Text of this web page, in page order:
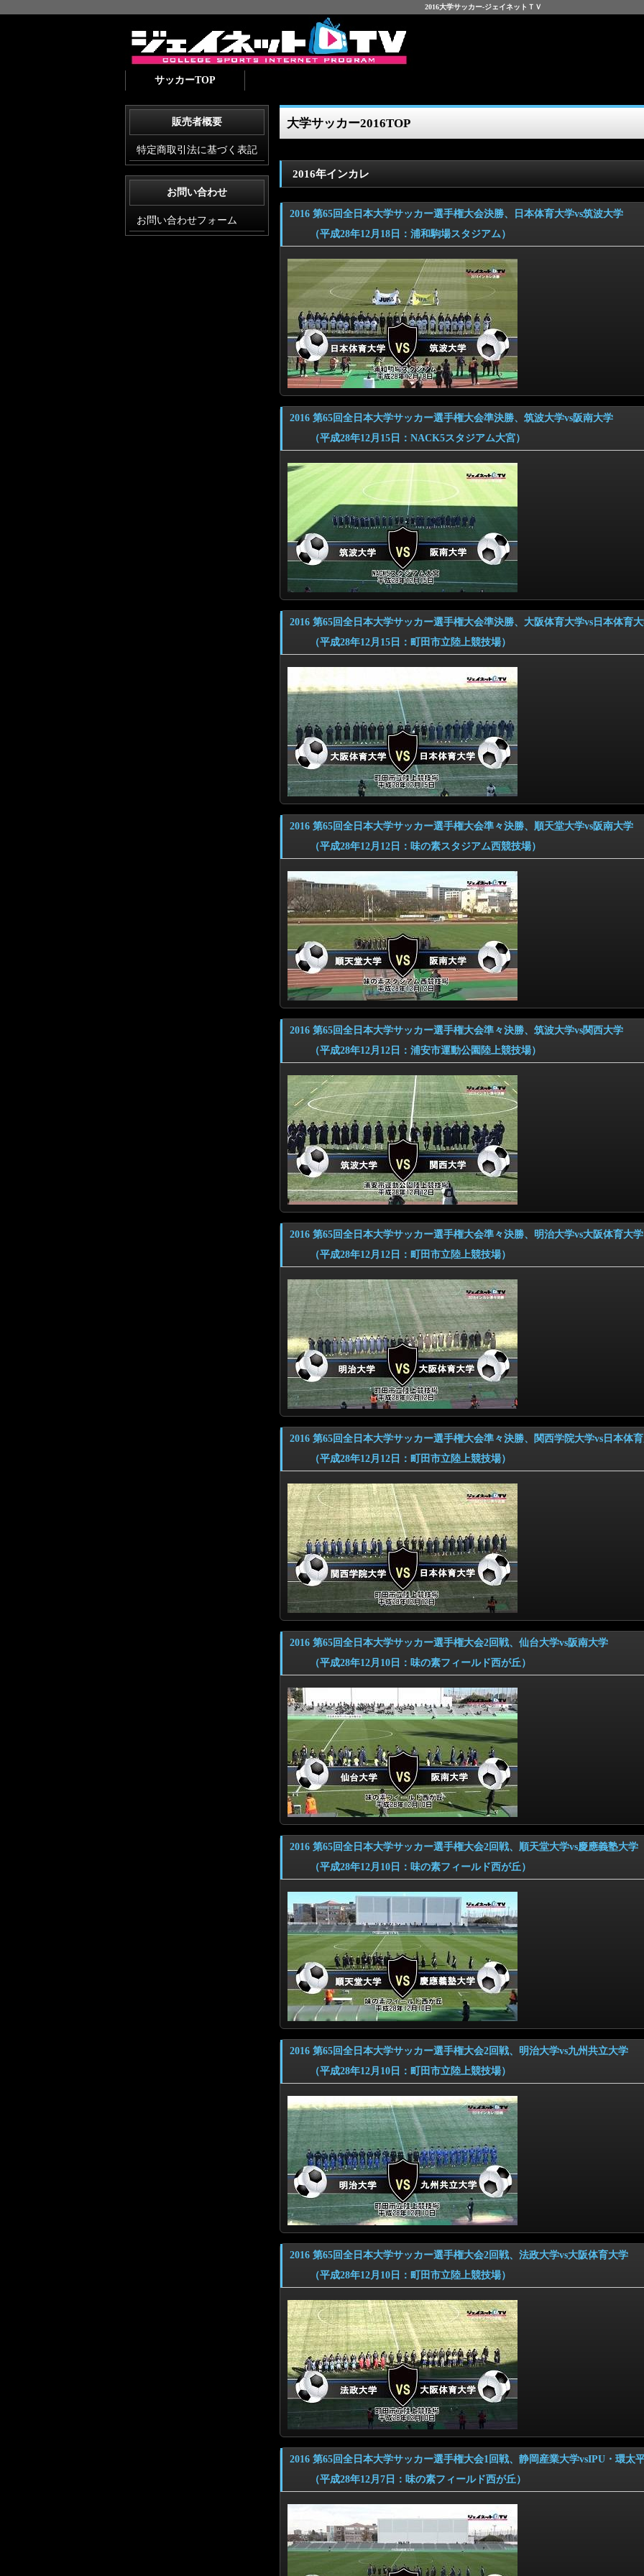
2016大学サッカー-ジェイネットＴＶ
サッカーTOP
大学サッカー2016TOP
2016年インカレ
2016 第65回全日本大学サッカー選手権大会決勝、日本体育大学vs筑波大学
（平成28年12月18日：浦和駒場スタジアム）
2016 第65回全日本大学サッカー選手権大会準決勝、筑波大学vs阪南大学
（平成28年12月15日：NACK5スタジアム大宮）
2016 第65回全日本大学サッカー選手権大会準決勝、大阪体育大学vs日本体育
（平成28年12月15日：町田市立陸上競技場）
2016 第65回全日本大学サッカー選手権大会準々決勝、順天堂大学vs阪南大学
（平成28年12月12日：味の素スタジアム西競技場）
2016 第65回全日本大学サッカー選手権大会準々決勝、筑波大学vs関西大学
（平成28年12月12日：浦安市運動公園陸上競技場）
2016 第65回全日本大学サッカー選手権大会準々決勝、明治大学vs大阪体育大学
（平成28年12月12日：町田市立陸上競技場）
2016 第65回全日本大学サッカー選手権大会準々決勝、関西学院大学vs日本体
（平成28年12月12日：町田市立陸上競技場）
2016 第65回全日本大学サッカー選手権大会2回戦、仙台大学vs阪南大学
（平成28年12月10日：味の素フィールド西が丘）
2016 第65回全日本大学サッカー選手権大会2回戦、順天堂大学vs慶應義塾大学
（平成28年12月10日：味の素フィールド西が丘）
2016 第65回全日本大学サッカー選手権大会2回戦、明治大学vs九州共立大学
（平成28年12月10日：町田市立陸上競技場）
2016 第65回全日本大学サッカー選手権大会2回戦、法政大学vs大阪体育大学
（平成28年12月10日：町田市立陸上競技場）
2016 第65回全日本大学サッカー選手権大会1回戦、静岡産業大学vsIPU・環太
（平成28年12月7日：味の素フィールド西が丘）
販売者概要
特定商取引法に基づく表記
お問い合わせ
お問い合わせフォーム